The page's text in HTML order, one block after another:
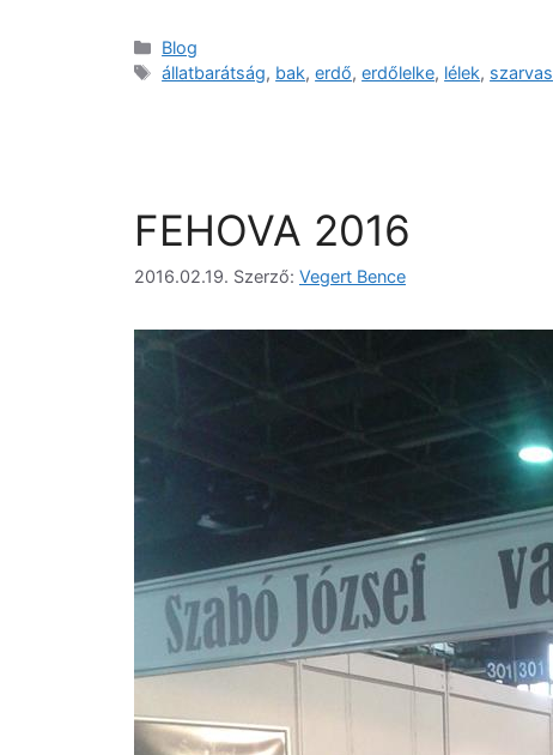
Blog
állatbarátság, bak,erdő,erdőlelke, lélek, szarvas
FEHOVA 2016
2016.02.19. Szerző: Vegert Bence